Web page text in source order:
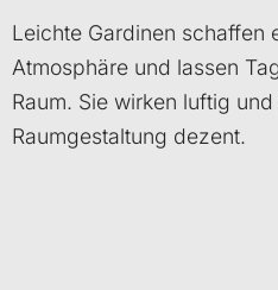
Leichte Gardinen schaffen
Atmosphäre und lassen
Raum. Sie wirken luftig
Raumgestaltung dezent.